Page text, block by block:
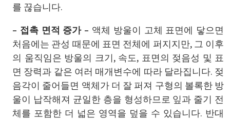
를 끊습니다.
– 접촉 면적 증가 – 액체 방울이 고체 표면에 닿으면
처음에는 관성 때문에 표면 전체에 퍼지지만, 그 이후
의 움직임은 방울의 크기, 속도, 표면의 젖음성 및 표
면 장력과 같은 여러 매개변수에 따라 달라집니다. 젖
음각이 줄어들면 액체가 더 잘 퍼져 구형의 볼록한 방
울이 납작해져 균일한 층을 형성하므로 잎과 줄기 전
체를 ​​포함한 더 넓은 영역을 덮을 수 있습니다. 반대